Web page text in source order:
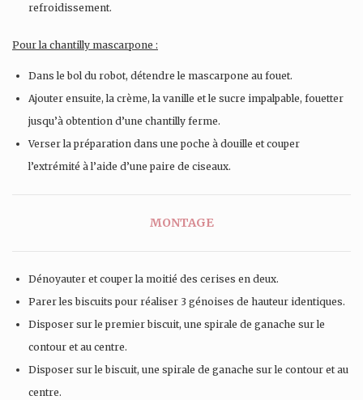
refroidissement.
Pour la chantilly mascarpone :
Dans le bol du robot, détendre le mascarpone au fouet.
Ajouter ensuite, la crème, la vanille et le sucre impalpable, fouetter
jusqu’à obtention d’une chantilly ferme.
Verser la préparation dans une poche à douille et couper
l’extrémité à l’aide d’une paire de ciseaux.
MONTAGE
Dénoyauter et couper la moitié des cerises en deux.
Parer les biscuits pour réaliser 3 génoises de hauteur identiques.
Disposer sur le premier biscuit, une spirale de ganache sur le
contour et au centre.
Disposer sur le biscuit, une spirale de ganache sur le contour et au
centre.